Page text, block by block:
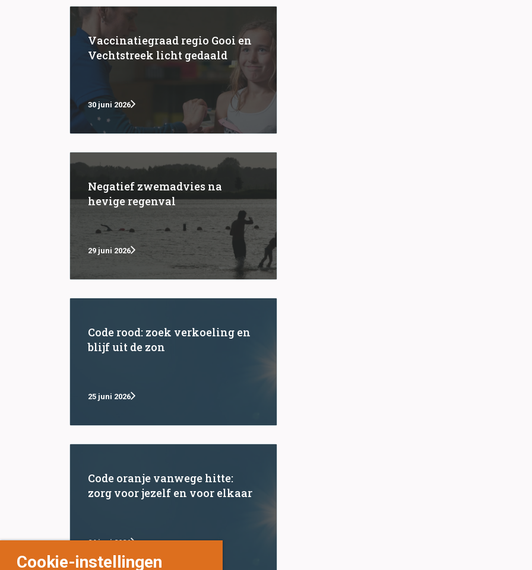
Vaccinatiegraad regio Gooi en
Vechtstreek licht gedaald
30 juni 2026
Negatief zwemadvies na
hevige regenval
29 juni 2026
Code rood: zoek verkoeling en
blijf uit de zon
25 juni 2026
Code oranje vanwege hitte:
zorg voor jezelf en voor elkaar
24 juni 2026
Cookie-instellingen